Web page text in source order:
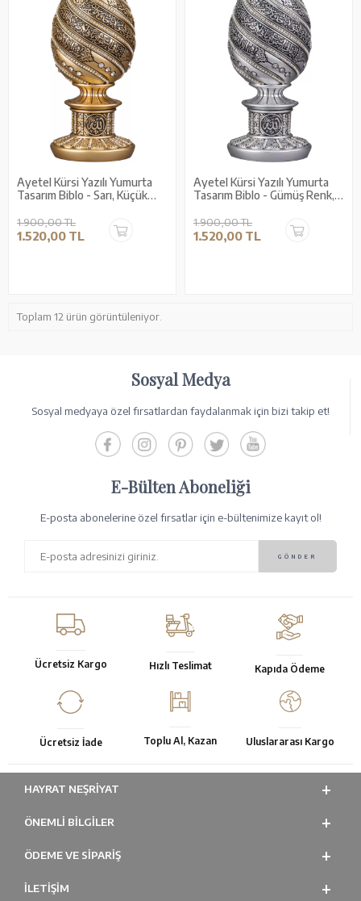
Ayetel Kürsi Yazılı Yumurta
Tasarım Biblo - Sarı, Küçük
1.900,00 TL
1.520,00 TL
Ayetel Kürsi Yazılı Yumurta
Tasarım Biblo - Gümüş Renk,
Hediyelik
1.900,00 TL
1.520,00 TL
Toplam 12 ürün görüntüleniyor.
Sosyal Medya
Sosyal medyaya özel fırsatlardan faydalanmak için bizi takip et!
E-Bülten Aboneliği
E-posta abonelerine özel fırsatlar için e-bültenimize kayıt ol!
Ücretsiz Kargo Hızlı Teslimat Kapıda Ödeme
Ücretsiz İade Toplu Al, Kazan Uluslararası Kargo
HAYRAT NEŞRIYAT
ÖNEMLI BILGILER
ÖDEME VE SİPARİŞ
İLETİŞİM